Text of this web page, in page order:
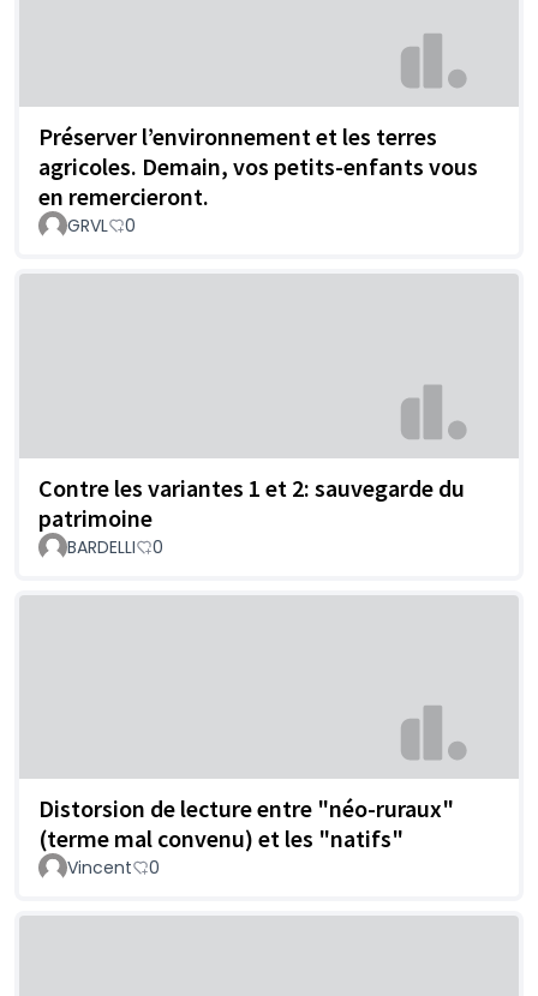
Préserver l’environnement et les terres
agricoles. Demain, vos petits-enfants vous
en remercieront.
GRVL 0
Contre les variantes 1 et 2: sauvegarde du
patrimoine
BARDELLI 0
Distorsion de lecture entre "néo-ruraux"
(terme mal convenu) et les "natifs"
Vincent 0